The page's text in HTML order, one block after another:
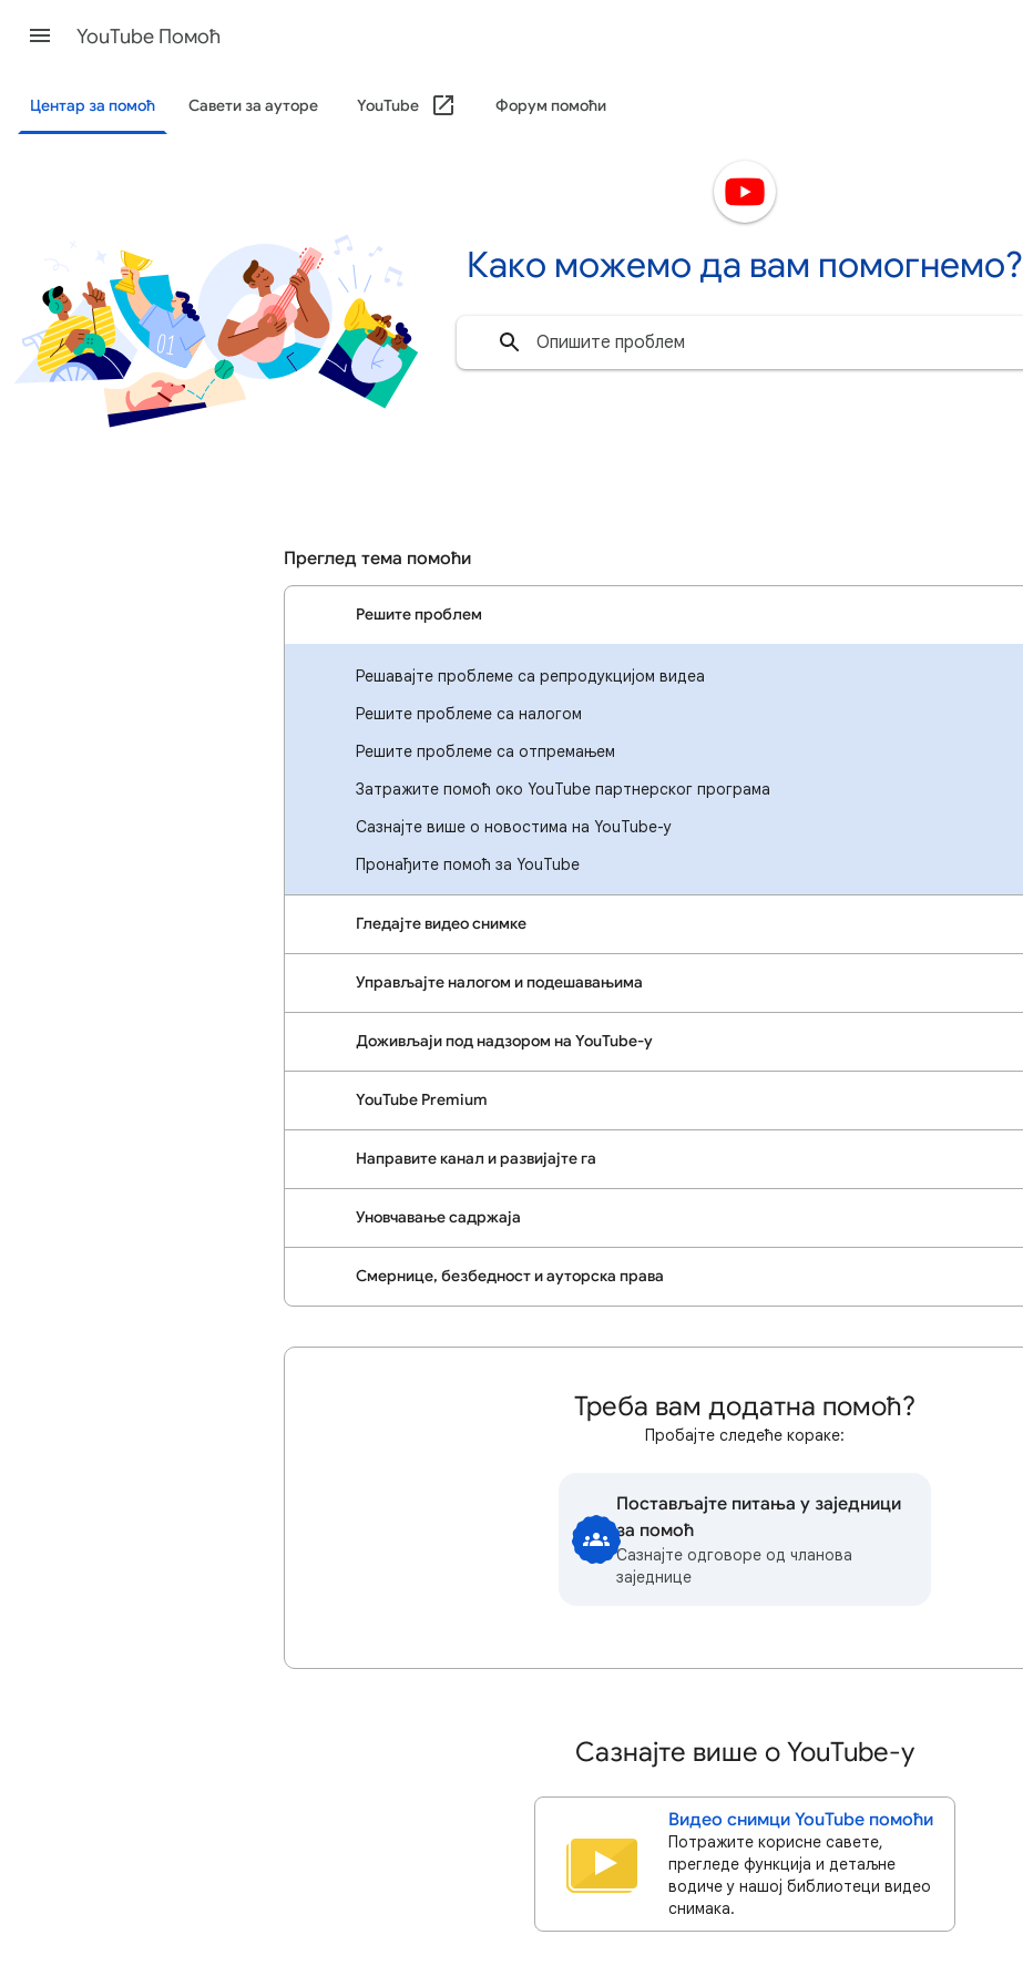
YouTube Помоћ
Центар за помоћ Савети за ауторе YouTube Форум помоћи
Како можемо да вам помогнемо?
Преглед тема помоћи
Решите проблем
Решавајте проблеме са репродукцијом видеа
Решите проблеме са налогом
Решите проблеме са отпремањем
Затражите помоћ око YouTube партнерског програма
Сазнајте више о новостима на YouTube-у
Пронађите помоћ за YouTube
Гледајте видео снимке
Управљајте налогом и подешавањима
Доживљаји под надзором на YouTube-у
YouTube Premium
Направите канал и развијајте га
Уновчавање садржаја
Смернице, безбедност и ауторска права
Треба вам додатна помоћ?
Пробајте следеће кораке:
Постављајте питања у заједници
за помоћ
Сазнајте одговоре од чланова
заједнице
Сазнајте више о YouTube-у
Видео снимци YouTube помоћи
Потражите корисне савете,
прегледе функција и детаљне
водиче у нашој библиотеци видео
снимака.